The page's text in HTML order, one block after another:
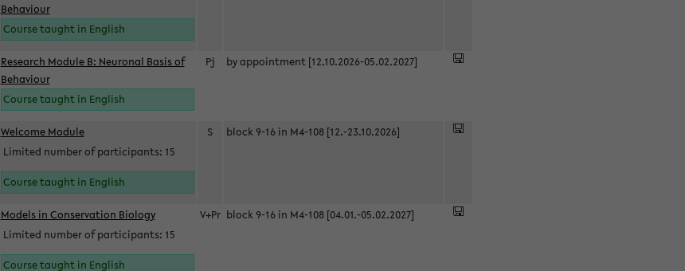
Behaviour
Course taught in English
Research Module B: Neuronal Basis of
Behaviour
Course taught in English
Pj by appointment [12.10.2026-05.02.2027]
Welcome Module
Limited number of participants: 15
Course taught in English
S block 9-16 in M4-108 [12.-23.10.2026]
Models in Conservation Biology
Limited number of participants: 15
Course taught in English
V+Pr block 9-16 in M4-108 [04.01.-05.02.2027]